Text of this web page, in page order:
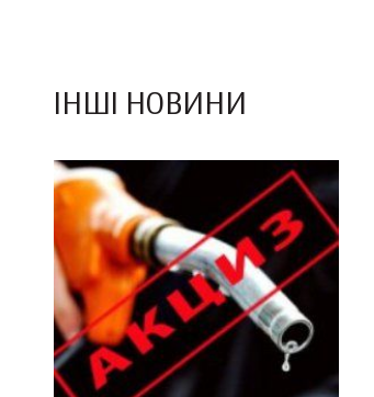
ІНШІ НОВИНИ